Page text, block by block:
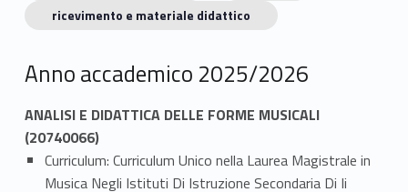
ricevimento e materiale didattico
Anno accademico 2025/2026
ANALISI E DIDATTICA DELLE FORME MUSICALI
(20740066)
Curriculum: Curriculum Unico nella Laurea Magistrale in
Musica Negli Istituti Di Istruzione Secondaria Di Ii